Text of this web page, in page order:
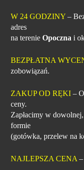
W 24 GODZINY –
adres
na terenieOpoczna i
BEZPŁATNA
zobowiązań.
ZAKUP OD RĘKI –
ceny.
Zapłacimy w
formie
(gotówka, przelew na
NAJLEPSZA CENA